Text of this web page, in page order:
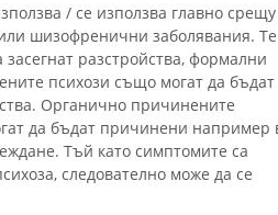
/ се използва главно срещу
шизофренични заболявания. Те
разстройства, формални
психози също могат да бъдат
Органично причинените
да бъдат причинени например
Тъй като симптомите са
следователно може да се